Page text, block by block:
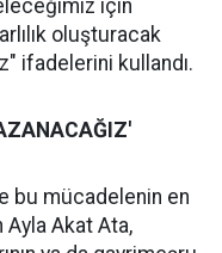
için
oluşturacak
ifadelerini kullandı.
ĞIZ'
bu mücadelenin en
Akat Ata,